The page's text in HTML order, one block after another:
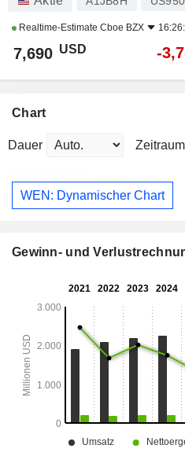
Realtime-Estimate Cboe BZX
7,690 USD -
Chart
Dauer Zeitraum
WEN: Dynamischer Chart
Gewinn- und